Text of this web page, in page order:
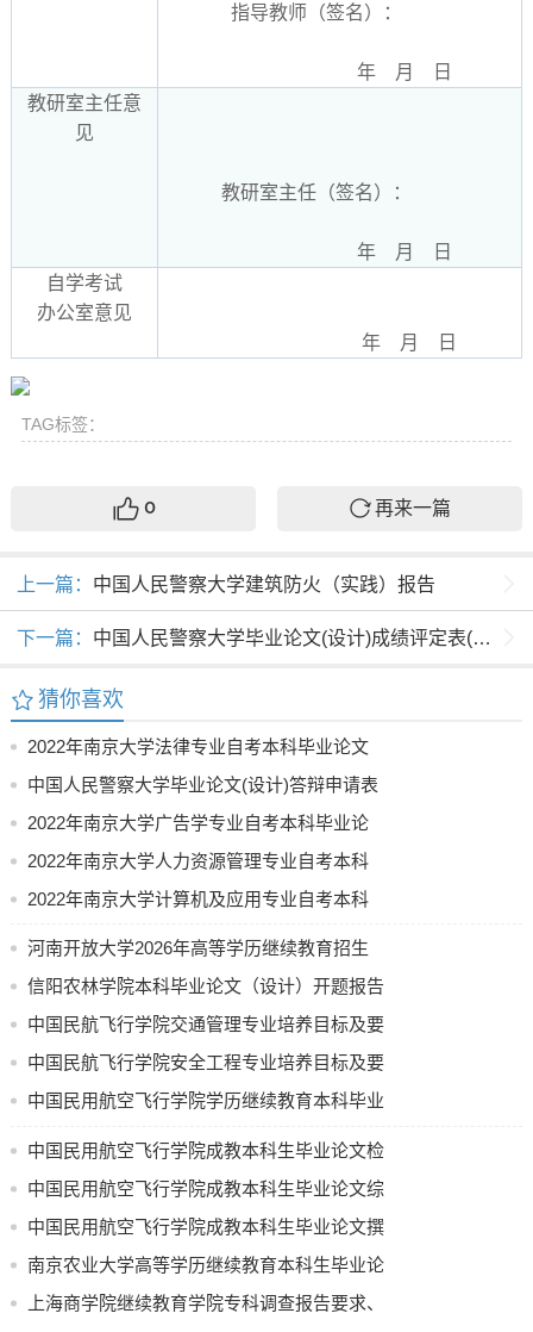
指导教师（签名）：
年 月 日
教研室主任意
见
教研室主任（签名）：
年 月 日
自学考试
办公室意见
年 月 日
TAG标签：
0 再来一篇
上一篇： 中国人民警察大学建筑防火（实践）报告
下一篇： 中国人民警察大学毕业论文(设计)成绩评定表(指导教师用)
猜你喜欢
2022年南京大学法律专业自考本科毕业论文
选题参考
中国人民警察大学毕业论文(设计)答辩申请表
2022年南京大学广告学专业自考本科毕业论
文选题参考
2022年南京大学人力资源管理专业自考本科
毕业论文选题参考
2022年南京大学计算机及应用专业自考本科
毕业论文（设计）选题参考
河南开放大学2026年高等学历继续教育招生
计划公示
信阳农林学院本科毕业论文（设计）开题报告
中国民航飞行学院交通管理专业培养目标及要
求（节选）
中国民航飞行学院安全工程专业培养目标及要
求
中国民用航空飞行学院学历继续教育本科毕业
论文（设计）使用 AI 工具的规定（试行）
中国民用航空飞行学院成教本科生毕业论文检
测要求
中国民用航空飞行学院成教本科生毕业论文综
合成绩评定办法
中国民用航空飞行学院成教本科生毕业论文撰
写和答辩流程
南京农业大学高等学历继续教育本科生毕业论
文(设计) 中期检查表
上海商学院继续教育学院专科调查报告要求、